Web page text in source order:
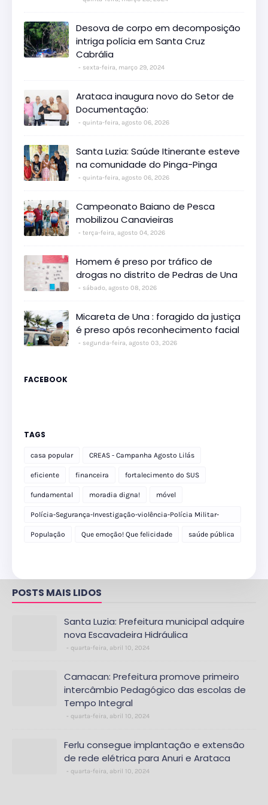
Desova de corpo em decomposição
intriga polícia em Santa Cruz
Cabrália
sexta-feira, março 29, 2024
Arataca inaugura novo do Setor de
Documentação:
quinta-feira, agosto 06, 2026
Santa Luzia: Saúde Itinerante esteve
na comunidade do Pinga-Pinga
quinta-feira, agosto 06, 2026
Campeonato Baiano de Pesca
mobilizou Canavieiras
terça-feira, agosto 04, 2026
Homem é preso por tráfico de
drogas no distrito de Pedras de Una
sábado, agosto 08, 2026
Micareta de Una : foragido da justiça
é preso após reconhecimento facial
segunda-feira, agosto 03, 2026
FACEBOOK
TAGS
casa popular CREAS - Campanha Agosto Lilás
eficiente financeira fortalecimento do SUS
fundamental moradia digna! móvel
Polícia-Segurança-Investigação-violência-Polícia Militar-
delegacia
População Que emoção! Que felicidade saúde pública
POSTS MAIS LIDOS
Santa Luzia: Prefeitura municipal adquire
nova Escavadeira Hidráulica
quarta-feira, abril 10, 2024
Camacan: Prefeitura promove primeiro
intercâmbio Pedagógico das escolas de
Tempo Integral
quarta-feira, abril 10, 2024
Ferlu consegue implantação e extensão
de rede elétrica para Anuri e Arataca
quarta-feira, abril 10, 2024